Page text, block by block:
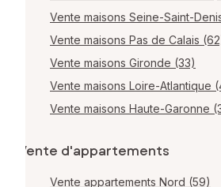
Vente maisons Seine-Saint-
Vente maisons Pas de Calais
Vente maisons Gironde (33)
Vente maisons Loire-Atlantique
Vente maisons Haute-Garonne
Vente d'appartements
Vente appartements Nord (59)